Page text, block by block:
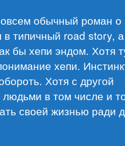
обычный роман о
в типичный road story, а
бы хепи эндом. Хотя
хепи.
Хотя с другой
в том числе и
своей жизнью ради